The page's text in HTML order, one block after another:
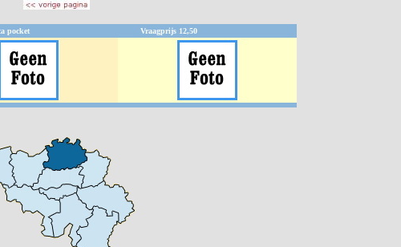
pocket Vraagprijs 12,50